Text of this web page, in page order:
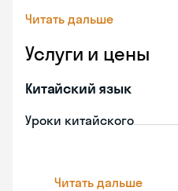
Читать дальше
Услуги и цены
Китайский язык
Уроки китайского
Читать дальше